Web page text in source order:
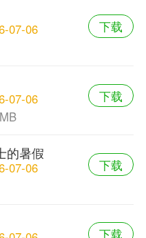
07-06
下载
07-06
下载
的暑假
07-06
下载
下载